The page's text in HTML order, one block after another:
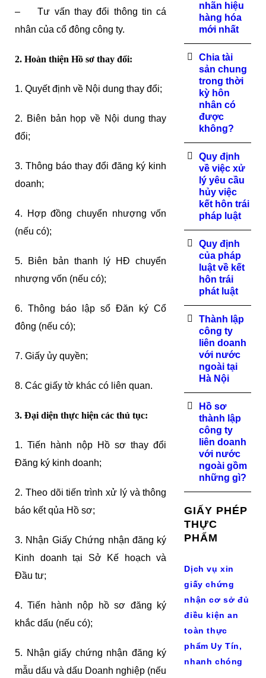
– Tư vấn thay đổi thông tin cá
nhân của cổ đông công ty.
2. Hoàn thiện Hồ sơ thay đổi:
1. Quyết định về Nội dung thay đổi;
2. Biên bản họp về Nội dung thay
đổi;
3. Thông báo thay đổi đăng ký kinh
doanh;
4. Hợp đồng chuyển nhượng vốn
(nếu có);
5. Biên bản thanh lý HĐ chuyển
nhượng vốn (nếu có);
6. Thông báo lập sổ Đăn ký Cổ
đông (nếu có);
7. Giấy ủy quyền;
8. Các giấy tờ khác có liên quan.
3. Đại diện thực hiện các thủ tục:
1. Tiến hành nộp Hồ sơ thay đổi
Đăng ký kinh doanh;
2. Theo dõi tiến trình xử lý và thông
báo kết qủa Hồ sơ;
3. Nhận Giấy Chứng nhận đăng ký
Kinh doanh tại Sở Kế hoạch và
Đầu tư;
4. Tiến hành nộp hồ sơ đăng ký
khắc dấu (nếu có);
5. Nhận giấy chứng nhận đăng ký
mẫu dấu và dấu Doanh nghiệp (nếu
nhãn hiệu
hàng hóa
mới nhất
Chia tài
sản chung
trong thời
kỳ hôn
nhân có
được
không?
Quy định
về việc xử
lý yêu cầu
hủy việc
kết hôn trái
pháp luật
Quy định
của pháp
luật về kết
hôn trái
phát luật
Thành lập
công ty
liên doanh
với nước
ngoài tại
Hà Nội
Hồ sơ
thành lập
công ty
liên doanh
với nước
ngoài gồm
những gì?
GIẤY PHÉP
THỰC
PHẨM
Dịch vụ xin
giấy chứng
nhận cơ sở đủ
điều kiện an
toàn thực
phẩm Uy Tín,
nhanh chóng